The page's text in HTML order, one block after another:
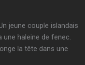
jeune couple islandais
une haleine de fenec.
la tête dans une